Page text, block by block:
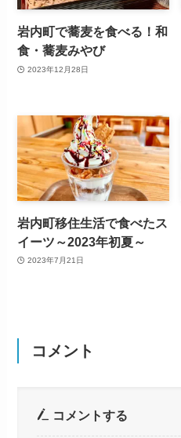
岩内町で蕎麦を食べる！和
食・蕎麦みやび
2023年12月28日
岩内町移住生活で食べたス
イーツ～2023年初夏～
2023年7月21日
コメント
コメントする